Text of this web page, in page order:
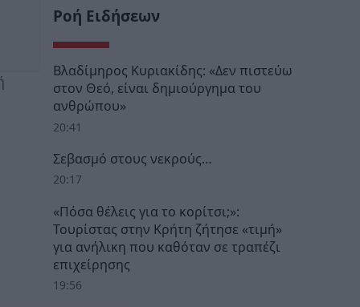
Ροή Ειδήσεων
Βλαδίμηρος Κυριακίδης: «Δεν πιστεύω
στον Θεό, είναι δημιούργημα του
ανθρώπου»
20:41
Σεβασμό στους νεκρούς…
20:17
«Πόσα θέλεις για το κορίτσι;»:
Τουρίστας στην Κρήτη ζήτησε «τιμή»
για ανήλικη που καθόταν σε τραπέζι
επιχείρησης
19:56